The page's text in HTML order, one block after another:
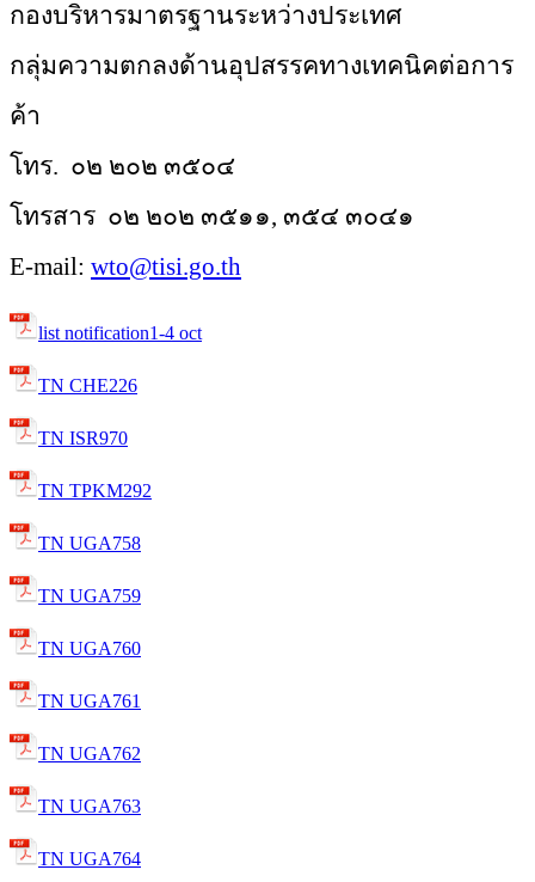
กองบริหารมาตรฐานระหว่างประเทศ
กลุ่มความตกลงด้านอุปสรรคทางเทคนิคต่อการ
ค้า
โทร. ๐๒ ๒๐๒ ๓๕๐๔
โทรสาร ๐๒ ๒๐๒ ๓๕๑๑, ๓๕๔ ๓๐๔๑
E-mail: wto@tisi.go.th
list notification1-4 oct
TN CHE226
TN ISR970
TN TPKM292
TN UGA758
TN UGA759
TN UGA760
TN UGA761
TN UGA762
TN UGA763
TN UGA764